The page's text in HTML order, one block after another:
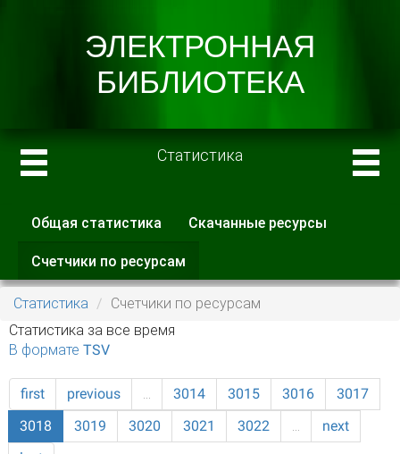
Статистика
Главные вкладки
Общая статистика Скачанные ресурсы
Счетчики по ресурсам
вкладка)
Статистика
Счетчики по ресурсам
Статистика за все время
В формате TSV
first previous … 3014 3015 3016
3017
3018
3019 3020 3021 3022 …
next